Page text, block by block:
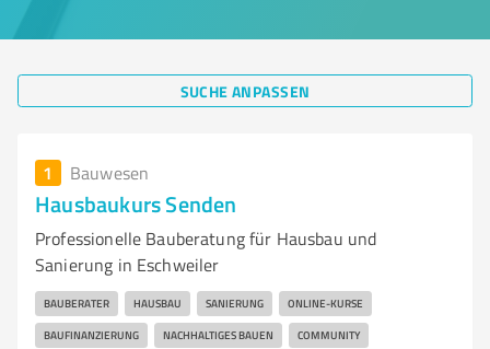
SUCHE ANPASSEN
1 Bauwesen
Hausbaukurs Senden
Professionelle Bauberatung für Hausbau und
Sanierung in Eschweiler
BAUBERATER HAUSBAU SANIERUNG ONLINE-KURSE
BAUFINANZIERUNG NACHHALTIGES BAUEN COMMUNITY